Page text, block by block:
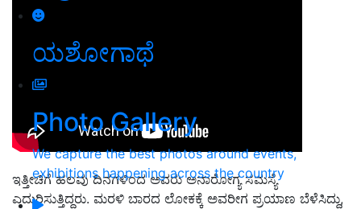
ಯಶೋಗಾಥೆ
Photo Gallery
We capture the best photos around events,
exhibitions happening across the country
ಇತ್ತೀಚಿಗೆ ಹಲವು ದಿನಗಳಿಂದ ಅವರು ಅನಾರೋಗ್ಯ ಸಮಸ್ಯೆ
ಎದುರಿಸುತ್ತಿದ್ದರು. ಮರಳಿ ಬಾರದ ಲೋಕಕ್ಕೆ ಅವರೀಗ ಪ್ರಯಾಣ ಬೆಳೆಸಿದ್ದು,